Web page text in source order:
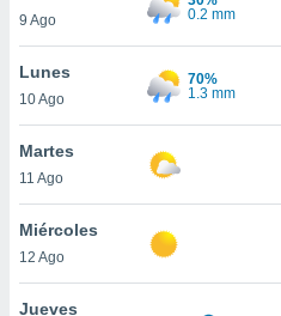
más
nuestra
y
de
disponible
9 Ago
0.2 mm
Lunes
10 Ago
70%
1.3 mm
Martes
11 Ago
Miércoles
12 Ago
Jueves